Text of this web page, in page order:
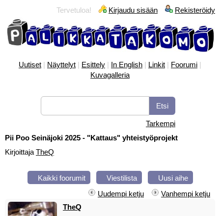
Tervetuloa! Kirjaudu sisään Rekisteröidy
Uutiset | Näyttelyt | Esittely | In English | Linkit | Foorumi |
Kuvagalleria
Tarkempi
Pii Poo Seinäjoki 2025 - "Kattaus" yhteistyöprojekt
Kirjoittaja TheQ
Kaikki foorumit Viestilista
Uusi aihe
Uudempi ketju
Vanhempi ketju
TheQ